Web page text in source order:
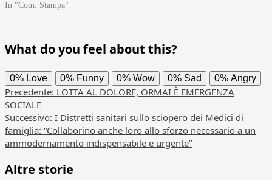
In "Com. Stampa"
What do you feel about this?
0% Love 0% Funny 0% Wow 0% Sad 0% Angry
Navigazione
articolo
Precedente: LOTTA AL DOLORE, ORMAI È EMERGENZA
SOCIALE
Successivo: I Distretti sanitari sullo sciopero dei Medici di
famiglia: “Collaborino anche loro allo sforzo necessario a un
ammodernamento indispensabile e urgente”
Altre storie